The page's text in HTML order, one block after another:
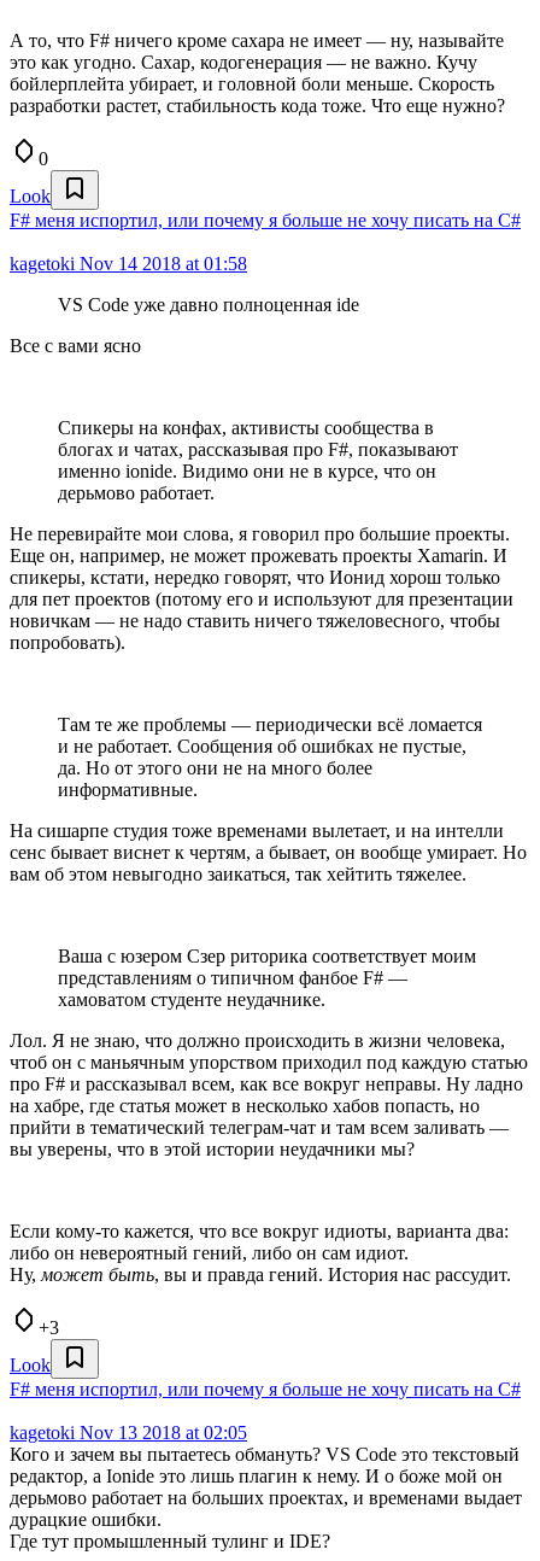
А то, что F# ничего кроме сахара не имеет — ну, называйте
это как угодно. Сахар, кодогенерация — не важно. Кучу
бойлерплейта убирает, и головной боли меньше. Скорость
разработки растет, стабильность кода тоже. Что еще нужно?
0
Look
F# меня испортил, или почему я больше не хочу писать на C#
kagetoki Nov 14 2018 at 01:58
VS Code уже давно полноценная ide
Все с вами ясно
Спикеры на конфах, активисты сообщества в
блогах и чатах, рассказывая про F#, показывают
именно ionide. Видимо они не в курсе, что он
дерьмово работает.
Не перевирайте мои слова, я говорил про большие проекты.
Еще он, например, не может прожевать проекты Xamarin. И
спикеры, кстати, нередко говорят, что Ионид хорош только
для пет проектов (потому его и используют для презентации
новичкам — не надо ставить ничего тяжеловесного, чтобы
попробовать).
Там те же проблемы — периодически всё ломается
и не работает. Сообщения об ошибках не пустые,
да. Но от этого они не на много более
информативные.
На сишарпе студия тоже временами вылетает, и на интелли
сенс бывает виснет к чертям, а бывает, он вообще умирает. Но
вам об этом невыгодно заикаться, так хейтить тяжелее.
Ваша с юзером Сзер риторика соответствует моим
представлениям о типичном фанбое F# —
хамоватом студенте неудачнике.
Лол. Я не знаю, что должно происходить в жизни человека,
чтоб он с маньячным упорством приходил под каждую статью
про F# и рассказывал всем, как все вокруг неправы. Ну ладно
на хабре, где статья может в несколько хабов попасть, но
прийти в тематический телеграм-чат и там всем заливать —
вы уверены, что в этой истории неудачники мы?
Если кому-то кажется, что все вокруг идиоты, варианта два:
либо он невероятный гений, либо он сам идиот.
Ну, может быть, вы и правда гений. История нас рассудит.
+3
Look
F# меня испортил, или почему я больше не хочу писать на C#
kagetoki Nov 13 2018 at 02:05
Кого и зачем вы пытаетесь обмануть? VS Code это текстовый
редактор, а Ionide это лишь плагин к нему. И о боже мой он
дерьмово работает на больших проектах, и временами выдает
дурацкие ошибки.
Где тут промышленный тулинг и IDE?